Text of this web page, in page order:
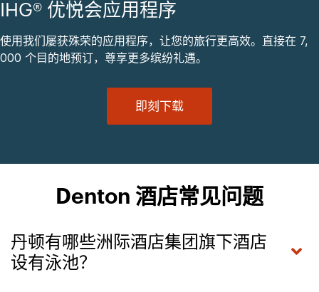
IHG® 优悦会应用程序
使用我们屡获殊荣的应用程序，让您的旅行更高效。直接在 7,
000 个目的地预订，尊享更多缤纷礼遇。
即刻下载
Denton 酒店常见问题
丹顿有哪些洲际酒店集团旗下酒店
设有泳池？